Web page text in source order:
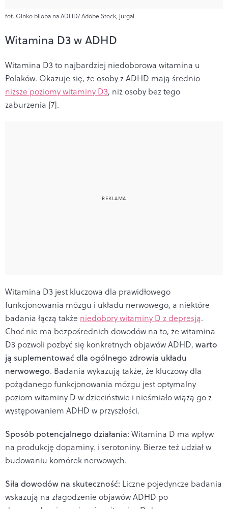
fot. Ginko biloba na ADHD/ Adobe Stock, jurgal
Witamina D3 w ADHD
Witamina D3 to najbardziej niedoborowa witamina u
Polaków. Okazuje się, że osoby z ADHD mają średnio
niższe poziomy witaminy D3, niż osoby bez tego
zaburzenia [7].
Witamina D3 jest kluczowa dla prawidłowego
funkcjonowania mózgu i układu nerwowego, a niektóre
badania łączą także niedobory witaminy D z depresją.
Choć nie ma bezpośrednich dowodów na to, że witamina
D3 pozwoli pozbyć się konkretnych objawów ADHD, warto
ją suplementować dla ogólnego zdrowia układu
nerwowego. Badania wykazują także, że kluczowy dla
pożądanego funkcjonowania mózgu jest optymalny
poziom witaminy D w dzieciństwie i nieśmiało wiążą go z
występowaniem ADHD w przyszłości.
Sposób potencjalnego działania: Witamina D ma wpływ
na produkcję dopaminy. i serotoniny. Bierze też udział w
budowaniu komórek nerwowych.
Siła dowodów na skuteczność: Liczne pojedyncze badania
wskazują na złagodzenie objawów ADHD po